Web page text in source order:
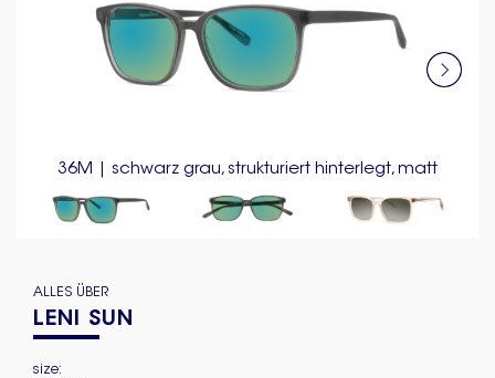
36M | schwarz grau, strukturiert hinterlegt, matt
ALLES ÜBER
LENI SUN
size: